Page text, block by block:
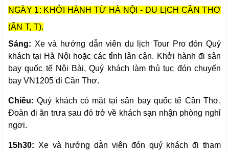
NGÀY 1: KHỞI HÀNH TỪ HÀ NỘI - DU LỊCH CẦN THƠ
(ĂN T, T).
Sáng: Xe và hướng dẫn viên du lịch Tour Pro đón Quý
khách tại Hà Nội hoặc các tỉnh lân cận. Khởi hành đi sân
bay quốc tế Nội Bài, Quý khách làm thủ tục đón chuyến
bay VN1205 đi Cần Thơ.
Chiều: Quý khách có mặt tại sân bay quốc tế Cần Thơ.
Đoàn đi ăn trưa sau đó trở về khách sạn nhận phòng nghỉ
ngơi.
15h30: Xe và hướng dẫn viên đón quý khách đi tham